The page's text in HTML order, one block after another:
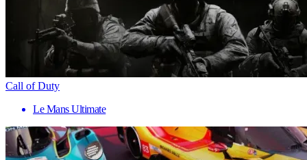
Call of Duty
Le Mans Ultimate